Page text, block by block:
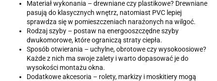
Materiał wykonania – drewniane czy plastikowe? Drewniane
pasują do klasycznych wnętrz, natomiast PVC lepiej
sprawdza się w pomieszczeniach narażonych na wilgoć.
Rodzaj szyby – postaw na energooszczędne szyby
dwukomorowe, które ograniczą straty ciepła.
Sposób otwierania – uchylne, obrotowe czy wysokoosiowe?
Każde z nich ma swoje zalety i warto dopasować je do
wysokości montażu okna.
Dodatkowe akcesoria – rolety, markizy i moskitiery mogą